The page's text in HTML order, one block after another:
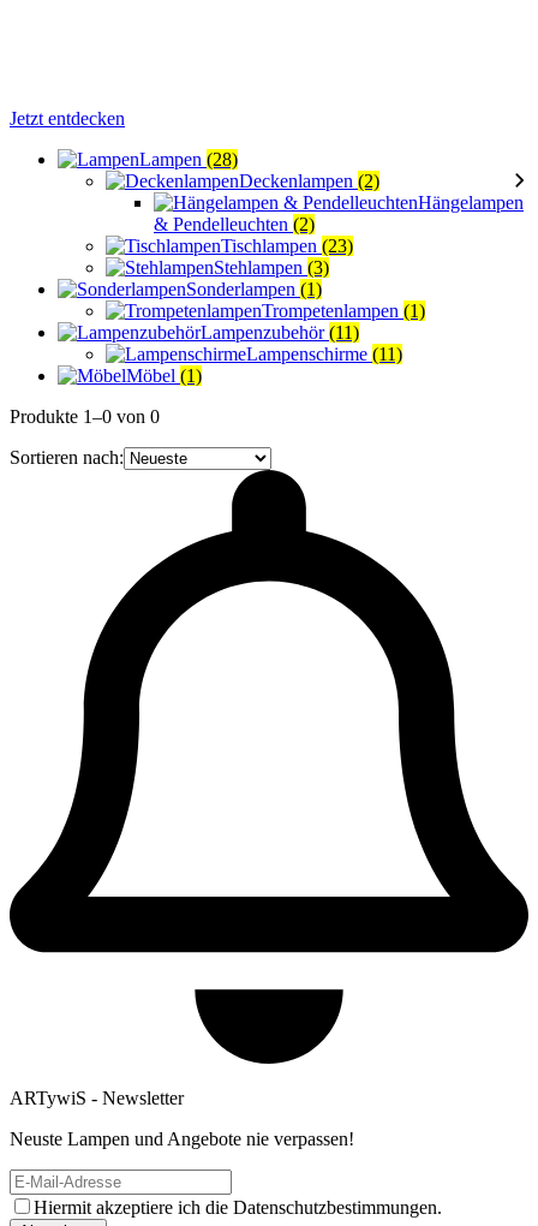
Jetzt entdecken
Lampen (28)
Deckenlampen (2)
Hängelampen
& Pendelleuchten (2)
Tischlampen (23)
Stehlampen (3)
Sonderlampen (1)
Trompetenlampen (1)
Lampenzubehör(11)
Lampenschirme (11)
Möbel (1)
Produkte 1–0 von 0
Sortieren nach:
ARTywiS - Newsletter
Neuste Lampen und Angebote nie verpassen!
Hiermit akzeptiere ich die Datenschutzbestimmungen.